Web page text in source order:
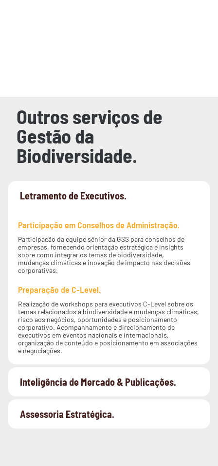
Letramento de Executivos.
Participação em Conselhos de Administração.
Participação da equipe sênior da GSS para conselhos de
empresas, fornecendo orientação estratégica e insights
sobre como integrar os temas de biodiversidade,
mudanças climáticas e inovação de impacto nas decisões
corporativas.
Preparação de C-Level.
Realização de workshops para executivos C-Level sobre os
temas relacionados à biodiversidade e mudanças climáticas,
risco aos negócios, oportunidades e posicionamento
corporativo. Acompanhamento e direcionamento de
executivos em eventos nacionais e internacionais,
organização de conteúdo e posicionamento em associações
e negociações.
Inteligência de Mercado & Publicações.
Assessoria Estratégica.
Outros serviços de
Gestão da
Biodiversidade.